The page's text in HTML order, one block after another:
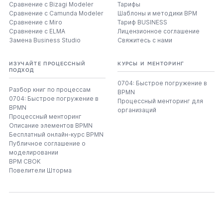
Сравнение с Bizagi Modeler
Сравнение с Camunda Modeler
Сравнение с Miro
Сравнение с ELMA
Замена Business Studio
Тарифы
Шаблоны и методики BPM
Тариф BUSINESS
Лицензионное соглашение
Свяжитесь с нами
ИЗУЧАЙТЕ ПРОЦЕССНЫЙ
ПОДХОД
Разбор книг по процессам
0704: Быстрое погружение в
BPMN
Процессный менторинг
Описание элементов BPMN
Бесплатный онлайн-курс BPMN
Публичное соглашение о
моделировании
BPM CBOK
Повелители Шторма
КУРСЫ И МЕНТОРИНГ
0704: Быстрое погружение в
BPMN
Процессный менторинг для
организаций